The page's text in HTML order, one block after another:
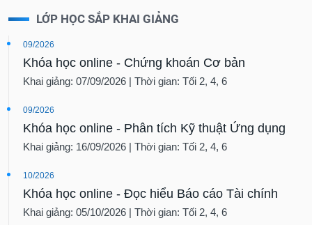
LỚP HỌC SẮP KHAI GIẢNG
09/2026
Khóa học online - Chứng khoán Cơ bản
Khai giảng: 07/09/2026 | Thời gian: Tối 2, 4, 6
09/2026
Khóa học online - Phân tích Kỹ thuật Ứng dụng
Khai giảng: 16/09/2026 | Thời gian: Tối 2, 4, 6
10/2026
Khóa học online - Đọc hiểu Báo cáo Tài chính
Khai giảng: 05/10/2026 | Thời gian: Tối 2, 4, 6